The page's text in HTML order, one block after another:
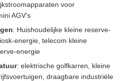
voor
AGV's
: Huishoudelijke kleine reserve-
energie, telecom kleine
energie
: elektrische golfkarren, kleine
draagbare industriële